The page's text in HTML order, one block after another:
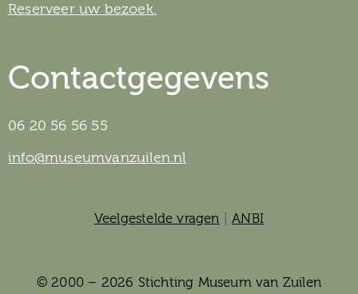
Reserveer uw bezoek.
Contactgegevens
06 20 56 56 55
info@museumvanzuilen.nl
Veelgestelde vragen |ANBI
© 2000 – 2026 Stichting Museum van Zuilen